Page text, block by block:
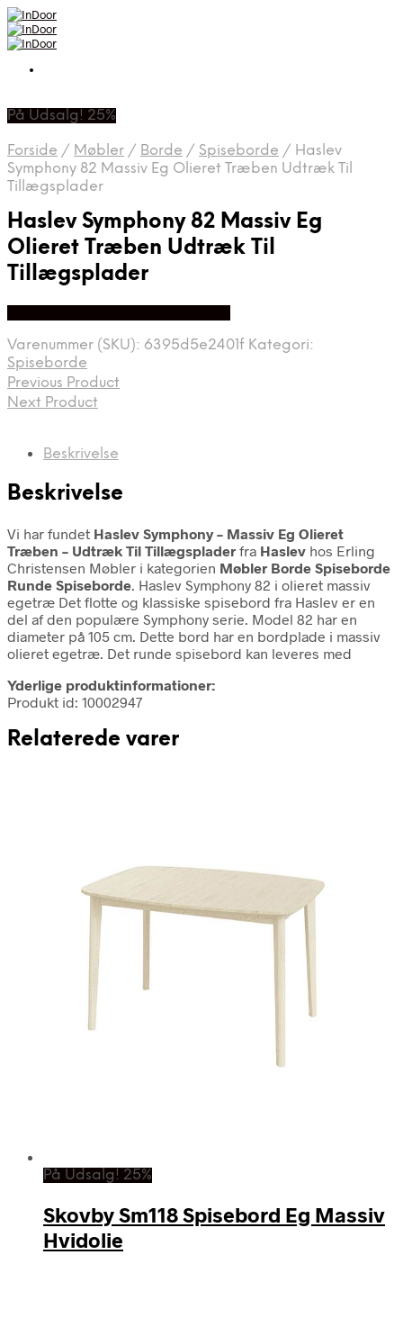
På Udsalg! 25%
Forside / Møbler / Borde / Spiseborde / Haslev
Symphony 82 Massiv Eg Olieret Træben Udtræk Til
Tillægsplader
Haslev Symphony 82 Massiv Eg
Olieret Træben Udtræk Til
Tillægsplader
Varenummer (SKU): 6395d5e2401f Kategori:
Spiseborde
Previous Product
Next Product
Beskrivelse
Beskrivelse
Vi har fundet Haslev Symphony – Massiv Eg Olieret
Træben – Udtræk Til Tillægsplader fra Haslev hos Erling
Christensen Møbler i kategorien Møbler Borde Spiseborde
Runde Spiseborde. Haslev Symphony 82 i olieret massiv
egetræ Det flotte og klassiske spisebord fra Haslev er en
del af den populære Symphony serie. Model 82 har en
diameter på 105 cm. Dette bord har en bordplade i massiv
olieret egetræ. Det runde spisebord kan leveres med
Yderlige produktinformationer:
Produkt id: 10002947
Relaterede varer
På Udsalg! 25%
Skovby Sm118 Spisebord Eg Massiv
Hvidolie